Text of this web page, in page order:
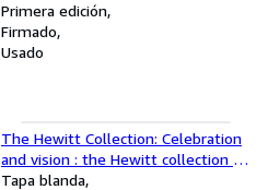
Primera edición
Firmado
Usado
The Hewitt Collection: Celebration
and vision : the Hewitt collection of
African-American art
Tapa blanda